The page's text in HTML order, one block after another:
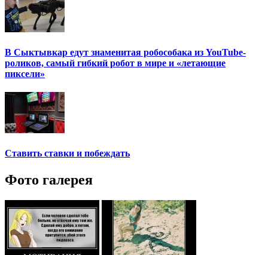
В Сыктывкар едут знаменитая робособака из YouTube-
роликов, самый гибкий робот в мире и «летающие
пиксели»
Ставить ставки и побеждать
Фото галерея